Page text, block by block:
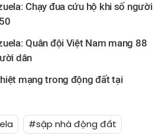
Chạy đua cứu hộ khi số người
Quân đội Việt Nam mang 88
dân
mạng trong động đất tại
#sập nhà động đất